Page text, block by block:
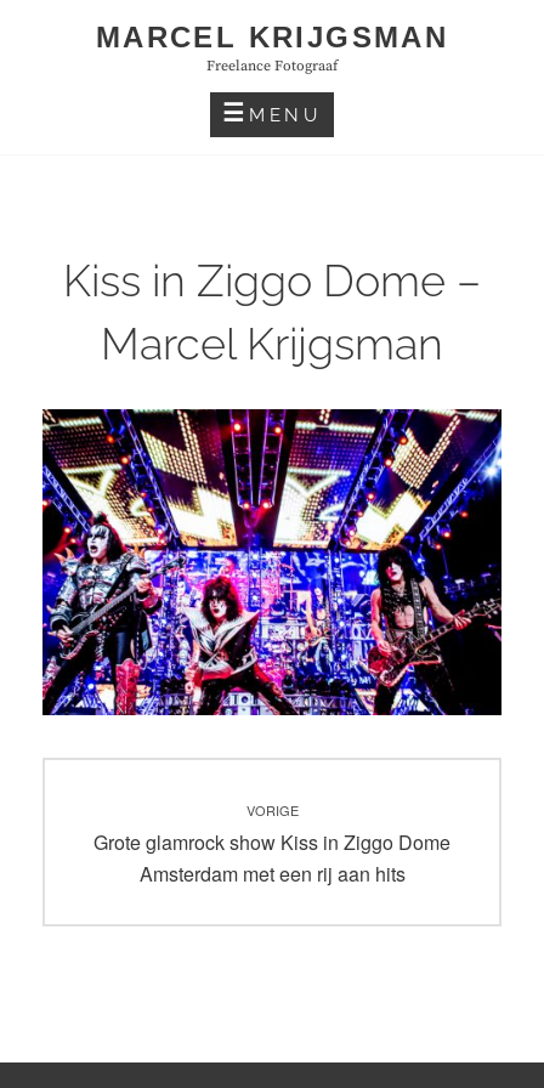
MARCEL KRIJGSMAN
Freelance Fotograaf
MENU
Kiss in Ziggo Dome –
Marcel Krijgsman
navigatie
VORIGE
Vorig
bericht:
Grote glamrock show Kiss in Ziggo Dome
Amsterdam met een rij aan hits